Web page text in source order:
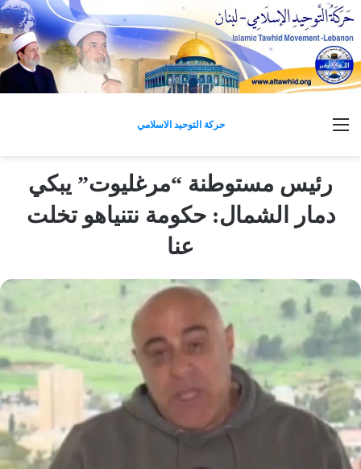
حركة التوحيد الاسلامي القائمة
رئيس مستوطنة “مرغليوت” يبكي
دمار الشمال: حكومة نتنياهو تخلت
عنا